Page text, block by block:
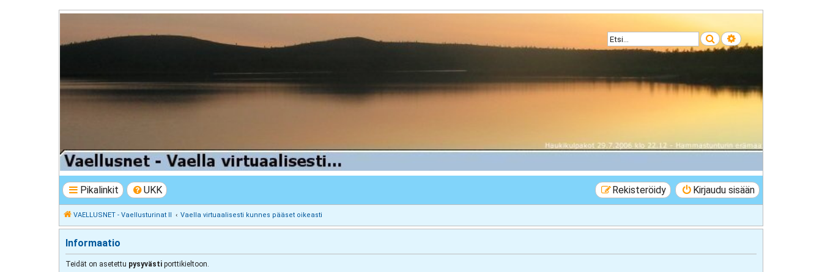
Etsi Tarkennettu haku
VAELLUSNET - Vaellusturinat II
Keskustelua vaeltamisesta ja Lapista
Pikalinkit UKK Kirjaudu sisään
Rekisteröidy
VAELLUSNET - Vaellusturinat II Vaella virtuaalisesti kunnes pääset oikeasti
Informaatio
Teidät on asetettu pysyvästi porttikieltoon.